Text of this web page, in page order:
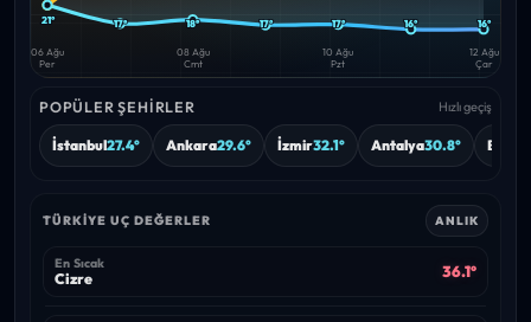
21° 17° 18° 17° 17° 16° 16°
06 Ağu
Per
08 Ağu
Cmt
10 Ağu
Pzt
12 Ağu
Çar
POPÜLER ŞEHIRLER Hızlı geçiş
İstanbul27.4° Ankara29.6° İzmir32.1° Antalya30.8° Bursa
TÜRKIYE UÇ DEĞERLER ANLIK
En Sıcak
Cizre 36.1°